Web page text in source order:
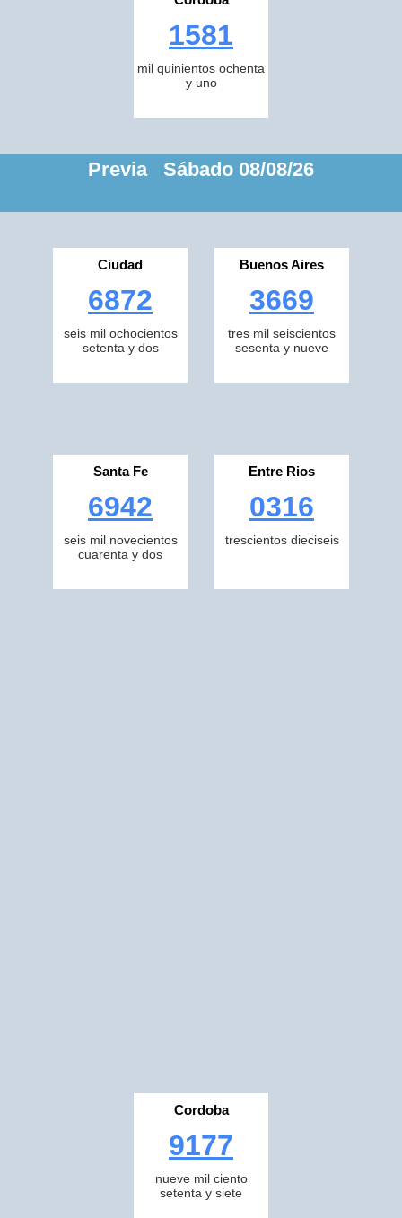
1581
mil quinientos ochenta
y uno
Previa Sábado 08/08/26
Ciudad
6872
seis mil ochocientos
setenta y dos
Buenos Aires
3669
tres mil seiscientos
sesenta y nueve
Santa Fe
6942
seis mil novecientos
cuarenta y dos
Entre Rios
0316
trescientos dieciseis
Cordoba
9177
nueve mil ciento
setenta y siete